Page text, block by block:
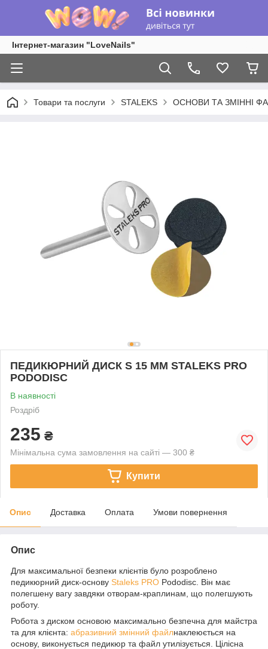
Інтернет-магазин "LoveNails"
Товари та послуги STALEKS ОСНОВИ ТА ЗМІННІ
ПЕДИКЮРНИЙ ДИСК S 15 ММ STALEKS PRO
PODODISC
В наявності
Роздріб
235 ₴
Мінімальна сума замовлення на сайті — 300 ₴
Купити
Опис Доставка Оплата Умови повернення
Опис
Для максимальної безпеки клієнтів було розроблено
педикюрний диск-основу Staleks PRO Pododisc. Він має
полегшену вагу завдяки отворам-краплинам, що полегшують
роботу.
Робота з диском основою максимально безпечна для майстра
та для клієнта: абразивний змінний файлнаклеюється на
основу, виконується педикюр та файл утилізується. Цілісна